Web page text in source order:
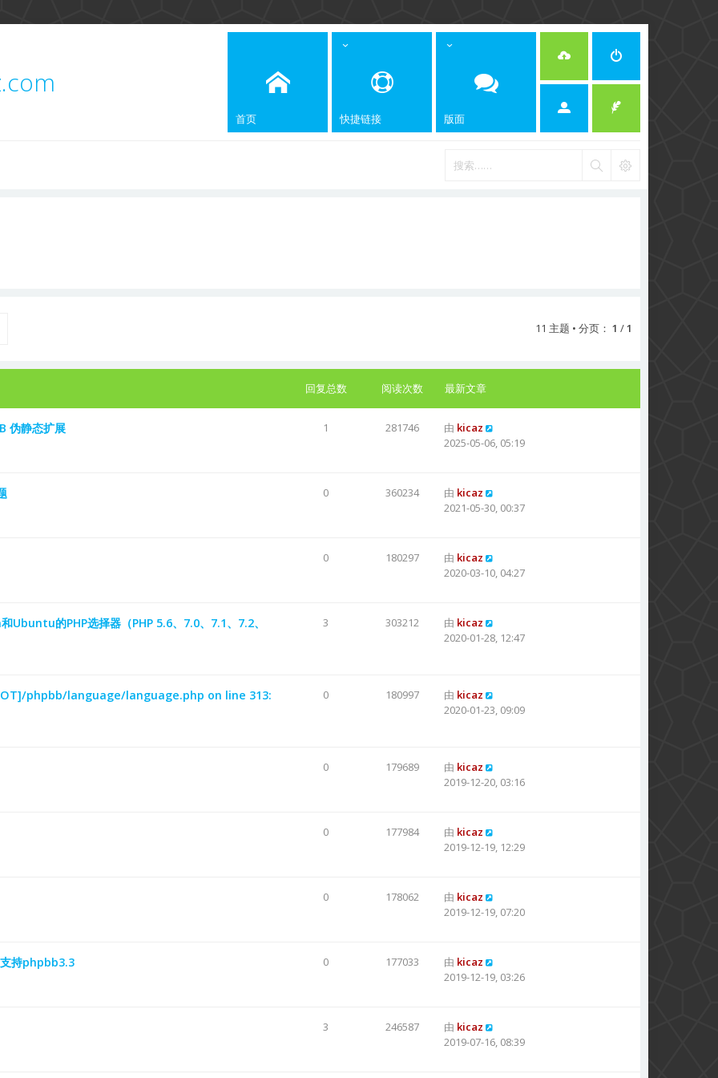
首页 快捷链接 版面
11 主题 • 分页： 1 /1
回复总数 阅读次数 最新文章
伪静态扩展 1 281746 由 kicaz
2025-05-06, 05:19
0 360234 由 kicaz
2021-05-30, 00:37
0 180297 由 kicaz
2020-03-10, 04:27
Ubuntu的PHP选择器（PHP 5.6、7.0、7.1、7.2、 3 303212 由 kicaz
2020-01-28, 12:47
phpbb/language/language.php on line 313: 0 180997 由 kicaz
2020-01-23, 09:09
0 179689 由 kicaz
2019-12-20, 03:16
0 177984 由 kicaz
2019-12-19, 12:29
0 178062 由 kicaz
2019-12-19, 07:20
持phpbb3.3 0 177033 由 kicaz
2019-12-19, 03:26
3 246587 由 kicaz
2019-07-16, 08:39